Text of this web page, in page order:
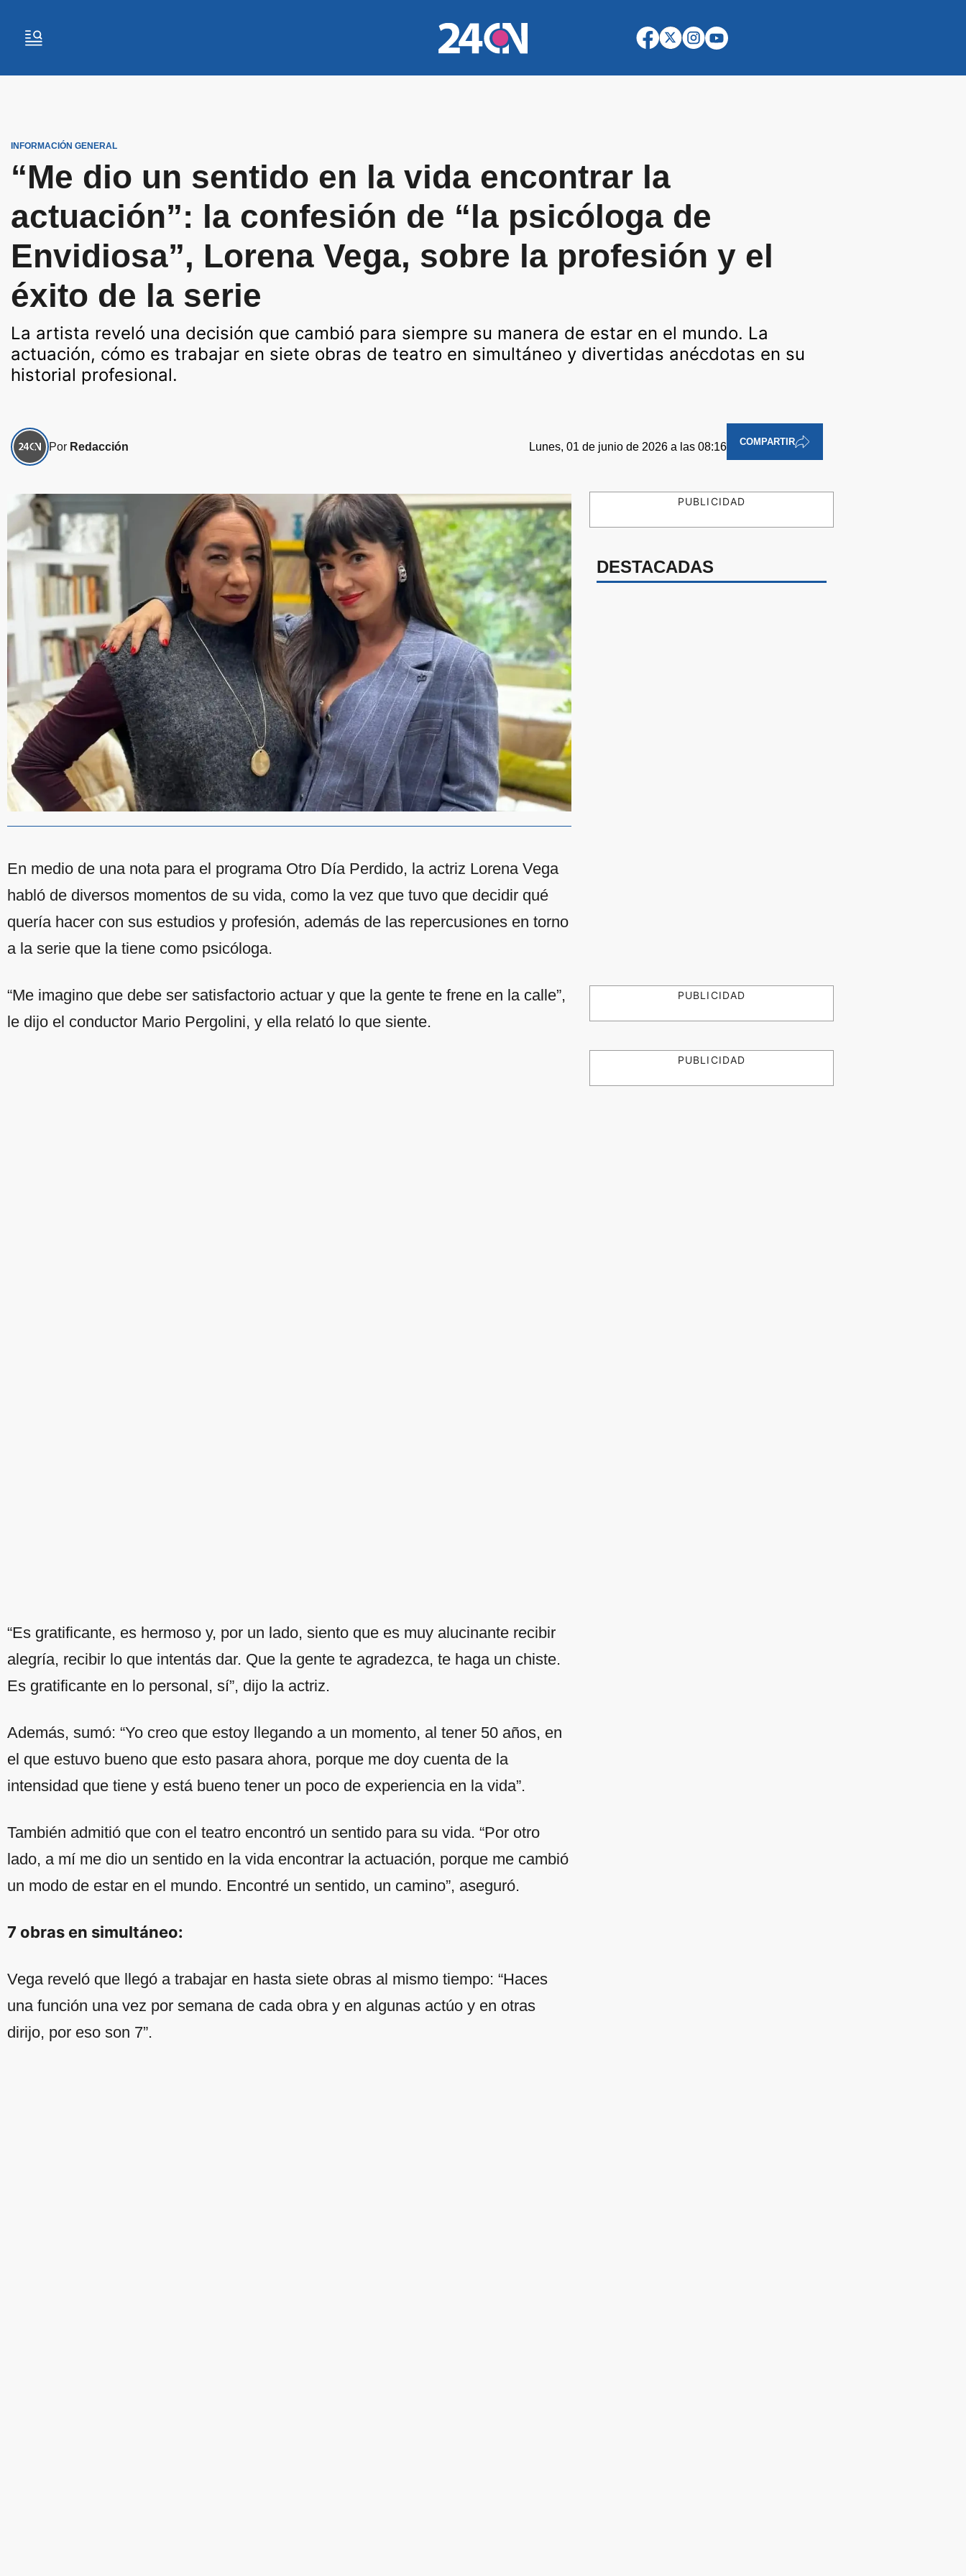
INFORMACIÓN GENERAL
“Me dio un sentido en la vida encontrar la
actuación”: la confesión de “la psicóloga de
Envidiosa”, Lorena Vega, sobre la profesión y el
éxito de la serie
La artista reveló una decisión que cambió para siempre su manera de estar en el mundo. La
actuación, cómo es trabajar en siete obras de teatro en simultáneo y divertidas anécdotas en su
historial profesional.
Por Redacción Lunes, 01 de junio de 2026 a las 08:16 COMPARTIR
En medio de una nota para el programa Otro Día Perdido, la actriz Lorena Vega
habló de diversos momentos de su vida, como la vez que tuvo que decidir qué
quería hacer con sus estudios y profesión, además de las repercusiones en torno
a la serie que la tiene como psicóloga.
“Me imagino que debe ser satisfactorio actuar y que la gente te frene en la calle”,
le dijo el conductor Mario Pergolini, y ella relató lo que siente.
“Es gratificante, es hermoso y, por un lado, siento que es muy alucinante recibir
alegría, recibir lo que intentás dar. Que la gente te agradezca, te haga un chiste.
Es gratificante en lo personal, sí”, dijo la actriz.
Además, sumó: “Yo creo que estoy llegando a un momento, al tener 50 años, en
el que estuvo bueno que esto pasara ahora, porque me doy cuenta de la
intensidad que tiene y está bueno tener un poco de experiencia en la vida”.
También admitió que con el teatro encontró un sentido para su vida. “Por otro
lado, a mí me dio un sentido en la vida encontrar la actuación, porque me cambió
un modo de estar en el mundo. Encontré un sentido, un camino”, aseguró.
7 obras en simultáneo:
Vega reveló que llegó a trabajar en hasta siete obras al mismo tiempo: “Haces
una función una vez por semana de cada obra y en algunas actúo y en otras
dirijo, por eso son 7”.
PUBLICIDAD
DESTACADAS
PUBLICIDAD
PUBLICIDAD